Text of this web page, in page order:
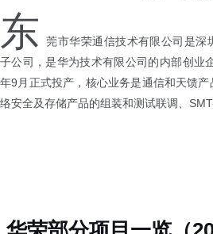
东
莞市华荣通信技术有限公司是深
子公司，是华为技术有限公司的内部创业
年9月正式投产，核心业务是通信和天馈
络安全及存储产品的组装和测试联调、